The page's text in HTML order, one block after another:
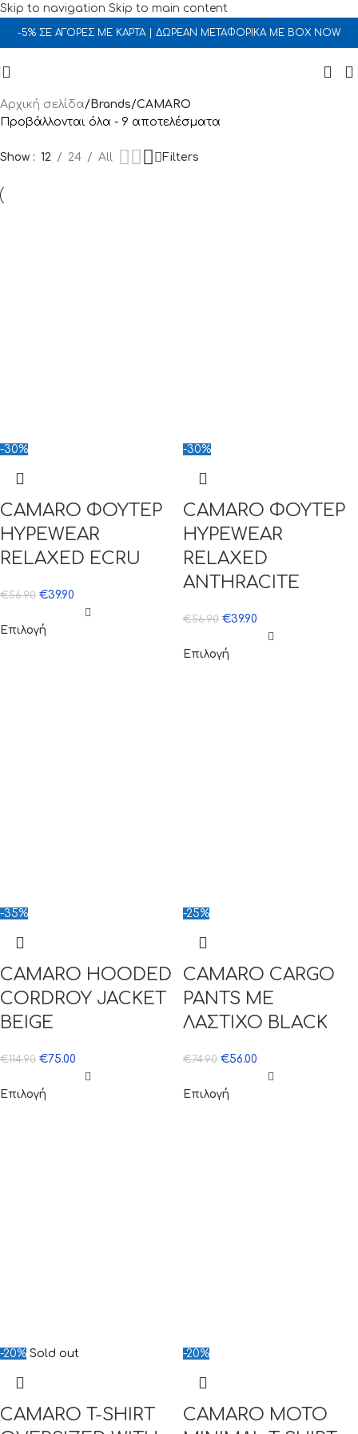
Skip to navigation Skip to main content
-5% ΣΕ ΑΓΟΡΕΣ ΜΕ ΚΑΡΤΑ | ΔΩΡΕΑΝ ΜΕΤΑΦΟΡΙΚΑ ΜΕ BOX NOW
Αρχική σελίδα/ Brands/CAMARO
Προβάλλονται όλα - 9 αποτελέσματα
Show 12 24 All Filters
-30%
CAMARO ΦΟΥΤΕΡ
HYPEWEAR
RELAXED ECRU
€56.90 €39.90
Επιλογή
-30%
CAMARO ΦΟΥΤΕΡ
HYPEWEAR
RELAXED
ANTHRACITE
€56.90 €39.90
Επιλογή
-35%
CAMARO HOODED
CORDROY JACKET
BEIGE
€114.90 €75.00
Επιλογή
-25%
CAMARO CARGO
PANTS ΜΕ
ΛΑΣΤΙΧΟ BLACK
€74.90 €56.00
Επιλογή
-20% Sold out
CAMARO T-SHIRT
-20%
CAMARO MOTO